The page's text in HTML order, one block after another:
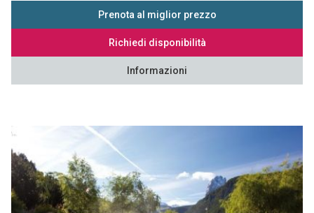
Prenota al miglior prezzo
Richiedi disponibilità
Informazioni